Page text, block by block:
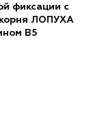
фиксации с
ЛОПУХА
В5